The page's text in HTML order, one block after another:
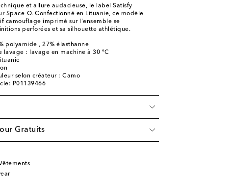
et allure audacieuse, le label Satisfy
Space-O. Confectionné en Lituanie, ce modèle
camouflage imprimé sur l'ensemble se
perforées et sa silhouette athlétique.
polyamide , 27% élasthanne
lavage : lavage en machine à 30 °C
selon créateur : Camo
P01139466
Gratuits